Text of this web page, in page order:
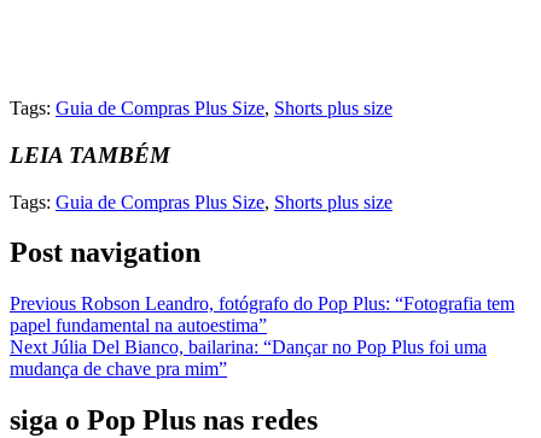
Tags: Guia de Compras Plus Size, Shorts plus size
LEIA TAMBÉM
Tags: Guia de Compras Plus Size, Shorts plus size
Post navigation
Previous Robson Leandro, fotógrafo do Pop Plus: “Fotografia tem
papel fundamental na autoestima”
Next Júlia Del Bianco, bailarina: “Dançar no Pop Plus foi uma
mudança de chave pra mim”
siga o Pop Plus nas redes